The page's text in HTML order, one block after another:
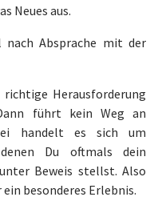
Neues aus.
nach Absprache mit der
Herausforderung
führt kein Weg an
handelt es sich um
Du oftmals dein
Beweis stellst. Also
besonderes Erlebnis.